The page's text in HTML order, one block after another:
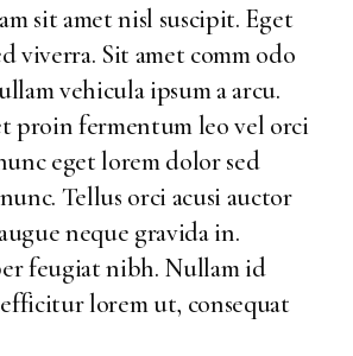
sit amet nisl suscipit. Eget
viverra. Sit amet comm odo
vehicula ipsum a arcu.
proin fermentum leo vel orci
eget lorem dolor sed
Tellus orci acusi auctor
neque gravida in.
feugiat nibh. Nullam id
lorem ut, consequat